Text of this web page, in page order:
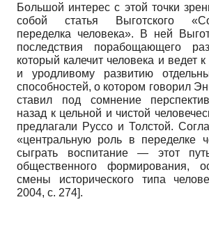
Большой интерес с этой точки
собой статья Выготского
переделка человека». В ней
последствия порабощающего
который калечит человека и ведет
и уродливому развитию
способностей, о котором говорил
ставил под сомнение
назад к цельной и чистой
предлагали Руссо и Толстой.
«центральную роль в переделке
сыграть воспитание — этот путь
общественного формирования,
смены исторического типа
2004, с. 274].